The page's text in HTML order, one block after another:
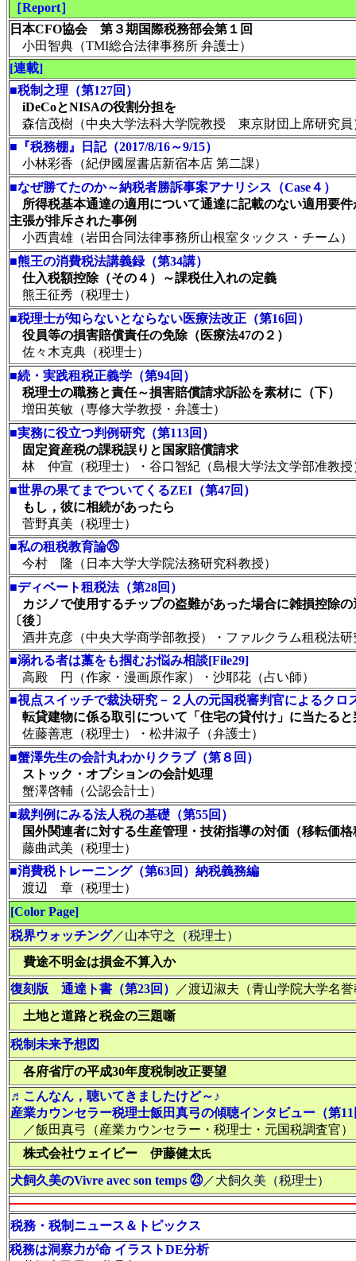
［Report］
日本CFO協会 第３期国際税務部会第１回
小田智典（TMI総合法律事務所 弁護士）
[連載]
■税制之理（第127回）
iDeCoとNISAの役割分担を
森信茂樹（中央大学法科大学院教授 東京財団上席研究員
■ 『税務棚』日記（2017/8/16～9/15）
小林彩香（紀伊國屋書店新宿本店 第二課）
■なぜ勝てたのか～納税者勝訴事案アナリシス（Case４）
所得税基本通達の適用について通達に記載のない適用要
主張が排斥された事例
小西貴雄（岩田合同法律事務所山根室タックス・チーム）
■熊王の消費税法講義録（第34講）
仕入税額控除（その４）～課税仕入れの定義
熊王征秀（税理士）
■税理士が知らないとならない医療法改正（第16回）
役員等の損害賠償責任の免除（医療法47の２）
佐々木克典（税理士）
■続・実践租税正義学（第94回）
税理士の職務と責任～損害賠償請求訴訟を素材に（下）
増田英敏（専修大学教授・弁護士）
■実務に役立つ判例研究（第113回）
固定資産税の課税誤りと国家賠償請求
林 仲宣（税理士）・谷口智紀（島根大学法文学部准教授
■世界の果てまでついてくるZEI（第47回）
もし，彼に相続があったら
菅野真美（税理士）
■私の租税教育論㉖
今村 隆（日本大学大学院法務研究科教授）
■ディベート租税法（第28回）
カジノで使用するチップの盗難があった場合に雑損控除
〔後〕
酒井克彦（中央大学商学部教授）・ファルクラム租税法研
■溺れる者は藁をも掴むお悩み相談[File29]
高殿 円（作家・漫画原作家）・沙耶花（占い師）
■視点スイッチで裁決研究－２人の元国税審判官によるクロ
転貸建物に係る取引について「住宅の貸付け」に当たる
佐藤善恵（税理士）・松井淑子（弁護士）
■蟹澤先生の会計丸わかりクラブ（第８回）
ストック・オプションの会計処理
蟹澤啓輔（公認会計士）
■裁判例にみる法人税の基礎（第55回）
国外関連者に対する生産管理・技術指導の対価（移転価格
藤曲武美（税理士）
■消費税トレーニング（第63回）納税義務編
渡辺 章（税理士）
[Color Page]
税界ウォッチング／山本守之（税理士）
費途不明金は損金不算入か
復刻版 通達ト書（第23回）
／渡辺淑夫（青山学院大学名
土地と道路と税金の三題噺
税制未来予想図
各府省庁の平成30年度税制改正要望
♬こんなん，聴いてきましたけど～♪
産業カウンセラー税理士飯田真弓の傾聴インタビュー（第
／飯田真弓（産業カウンセラー・税理士・元国税調査官）
株式会社ウェイビー 伊藤健太氏
犬飼久美のVivre avec son temps ㉓／犬飼久美（税理士）
税務・税制ニュース＆トピックス
税務は洞察力が命 イラストDE分析